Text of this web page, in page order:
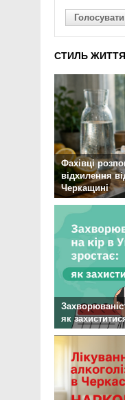
Голосувати
СТИЛЬ ЖИТТЯ
Фахівці
відхилення
Черкащині
як